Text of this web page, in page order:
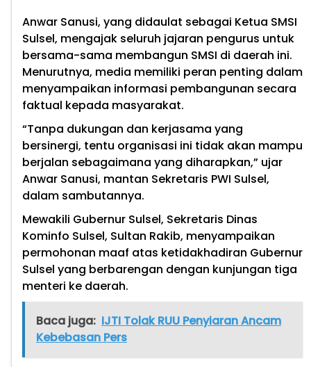
Anwar Sanusi, yang didaulat sebagai Ketua SMSI
Sulsel, mengajak seluruh jajaran pengurus untuk
bersama-sama membangun SMSI di daerah ini.
Menurutnya, media memiliki peran penting dalam
menyampaikan informasi pembangunan secara
faktual kepada masyarakat.
“Tanpa dukungan dan kerjasama yang
bersinergi, tentu organisasi ini tidak akan mampu
berjalan sebagaimana yang diharapkan,” ujar
Anwar Sanusi, mantan Sekretaris PWI Sulsel,
dalam sambutannya.
Mewakili Gubernur Sulsel, Sekretaris Dinas
Kominfo Sulsel, Sultan Rakib, menyampaikan
permohonan maaf atas ketidakhadiran Gubernur
Sulsel yang berbarengan dengan kunjungan tiga
menteri ke daerah.
Baca juga: IJTI Tolak RUU Penyiaran Ancam
Kebebasan Pers